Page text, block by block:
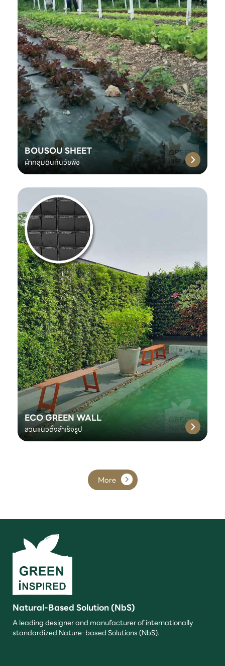
BOUSOU SHEET
ผ้าคลุมดินกันวัชพืช
ECO GREEN WALL
สวนแนวตั้งสำเร็จรูป
More
Natural-Based Solution (NbS)
A leading designer and manufacturer of internationally
standardized Nature-based Solutions (NbS).